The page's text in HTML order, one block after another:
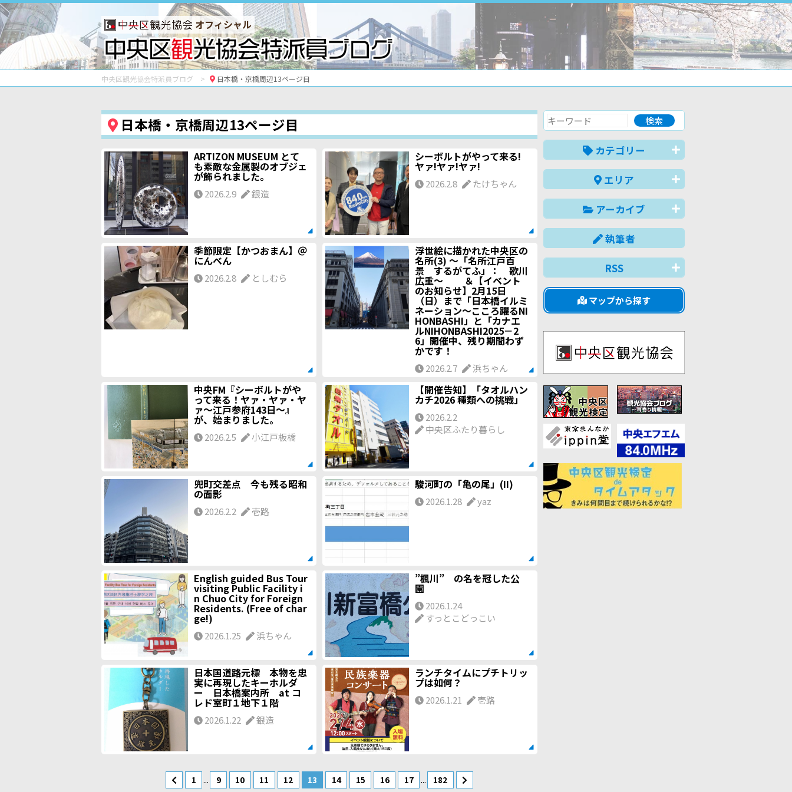
オフィシャル
中央区観光協会特派員ブログ 日本橋・京橋周辺13ページ目
日本橋・京橋周辺13ページ目
ARTIZON MUSEUM とて
も素敵な金属製のオブジェ
が飾られました。
2026.2.9 銀造
シーボルトがやって来る!
ヤァ!ヤァ!ヤァ!
2026.2.8 たけちゃん
季節限定【かつおまん】＠
にんべん
2026.2.8 としむら
浮世絵に描かれた中央区の
名所(3) ～「名所江戸百
景 するがてふ」： 歌川
広重～ ＆【イベント
のお知らせ】2月15日
（日）まで「日本橋イルミ
ネーション～こころ躍るNI
HONBASHI」と「カナエ
ルNIHONBASHI2025－2
6」開催中、残り期間わず
かです！
2026.2.7 浜ちゃん
中央FM『シーボルトがや
って来る！ヤァ・ヤァ・ヤ
ァ～江戸参府143日～』
が、始まりました。
2026.2.5 小江戸板橋
【開催告知】「タオルハン
カチ2026 種類への挑戦」
2026.2.2
中央区ふたり暮らし
兜町交差点 今も残る昭和
の面影
2026.2.2 壱路
駿河町の「亀の尾」(II)
2026.1.28 yaz
English guided Bus Tour
visiting Public Facility i
n Chuo City for Foreign
Residents. (Free of char
ge!)
2026.1.25 浜ちゃん
”楓川” の名を冠した公
園
2026.1.24
すっとこどっこい
日本国道路元標 本物を忠
実に再現したキーホルダ
ー 日本橋案内所 at コ
レド室町１地下１階
2026.1.22 銀造
ランチタイムにプチトリッ
プは如何？
2026.1.21 壱路
1 ... 9 10 11 12 13 14 15 16 17 ... 182
カテゴリー
エリア
アーカイブ
執筆者
RSS
マップから探す